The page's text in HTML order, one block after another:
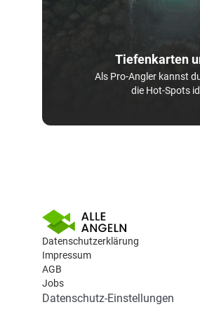
Tiefenkarten
Als Pro-Angler kannst
die Hot-Spots
Datenschutzerklärung
Impressum
AGB
Jobs
Datenschutz-Einstellungen